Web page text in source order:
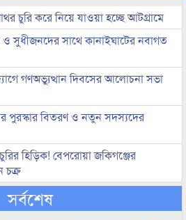
চুরি করে নিয়ে যাওয়া হচ্ছে আটগ্রামে
সুধীজনদের সাথে কানাইঘাটের নবাগত
গণঅভ্যুত্থান দিবসের আলোচনা সভা
পুরস্কার বিতরণ ও নতুন সদস্যদের
হিড়িক! বেপরোয়া জকিগঞ্জের
চক্র
সর্বশেষ